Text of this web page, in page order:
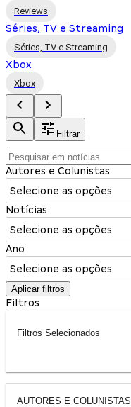
Reviews
Séries, TV e Streaming
Séries, TV e Streaming
Xbox
Xbox
Filtrar
Autores e Colunistas
Selecione as opções
Notícias
Selecione as opções
Ano
Selecione as opções
Aplicar filtros
Filtros
Filtros Selecionados
AUTORES E COLUNISTAS